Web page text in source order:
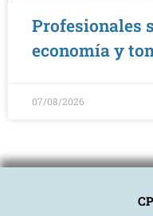
Profesionales
economía y
07/08/2026